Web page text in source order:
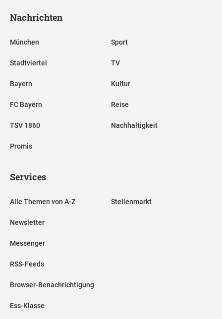
Nachrichten
München
Stadtviertel
Bayern
FC Bayern
TSV 1860
Promis
Sport
TV
Kultur
Reise
Nachhaltigkeit
Services
Alle Themen von A-Z
Newsletter
Messenger
RSS-Feeds
Browser-Benachrichtigung
Ess-Klasse
Stellenmarkt